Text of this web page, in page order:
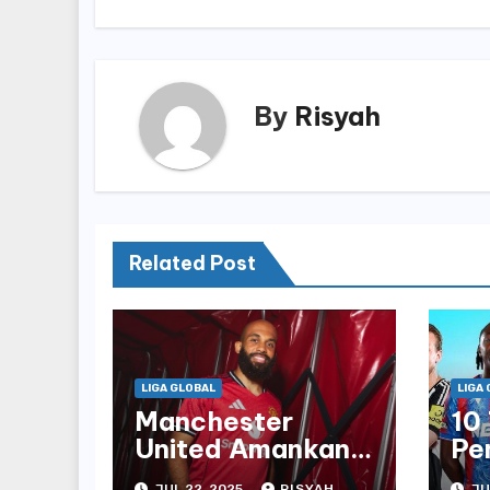
By Risyah
Related Post
LIGA GLOBAL
Manchester
United Amankan
Bryan Mbeumo
LIGA
10